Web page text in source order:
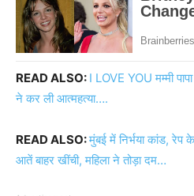
READ ALSO: I LOVE YOU मम्मी
ने कर ली आत्महत्या….
READ ALSO:मुंबई में निर्भया कांड, रेप
आतें बाहर खींची, महिला ने तोड़ा दम…